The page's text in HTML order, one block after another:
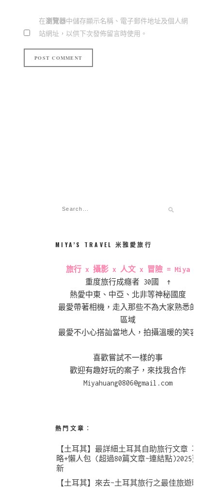
在瀏覽器中儲存顯示名稱、電子郵件地址及個人網
站網址，以供下次發佈留言時使用。
MIYA’S TRAVEL 米雅愛旅行
旅行 x 攝影 x 人文 x 冒險 = Miya
重度旅行成癮者 30國 ↑
熱愛中東、中亞、北非等神秘國度
最愛帶著相機，走入那些不為大家熟悉的
區域
最愛不小心搭訕當地人，拍攝溫暖的笑容
喜歡嘗試不一樣的事
歡迎有趣好玩的案子，來找我合作
Miyahuang0806@gmail.com
熱門文章︰
【土耳其】最詳細土耳其自助旅行文章 攻
略+懶人包 (超過80篇文章~連結點)2025更
新
【土耳其】來去~土耳其旅行之最佳旅遊時